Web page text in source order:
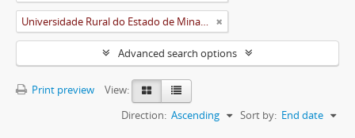
Universidade Rural do Estado de Minas Gerais (Uremg)
Advanced search options
Print preview
View:
Sort by: End date
Direction: Ascending